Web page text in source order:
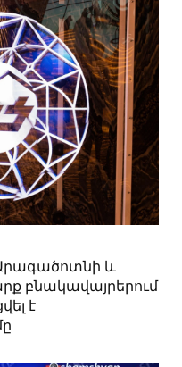
Արագածոտնի և
բնակավայրերում
է